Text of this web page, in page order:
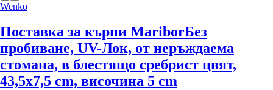
Wenko
Поставка за кърпи MariborБез
пробиване, UV-Лок, от неръждаема
стомана, в блестящо сребрист цвят,
43,5x7,5 cm, височина 5 cm